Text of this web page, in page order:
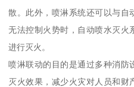
散。此外，喷淋系统还可以与自
无法控制火势时，自动喷水灭火
进行灭火。
喷淋联动的目的是通过多种消防
灭火效果，减少火灾对人员和财